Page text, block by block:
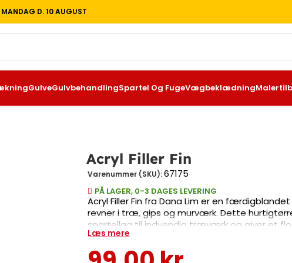
MANDAG D. 10 AUGUST
AfdækningGulveGulvbehandlingSpartel Og FugeVægbeklædningMalertilbehør
Acryl Filler Fin
Varenummer (SKU):67175
PÅ LAGER, 0-3 DAGES LEVERING
Acryl Filler Fin fra Dana Lim er en færdigblandet
gips og murværk. Dette hurtigtørrende filler egner
og giver et flot, glat finish. Produktet er nemt at
ml emballage.
Læs mere